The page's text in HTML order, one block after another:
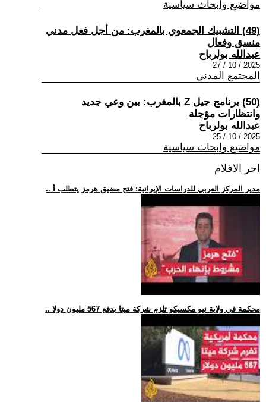
مواضيع وابحاث سياسية
(49) التشبيك الجمعوي بالمغرب: من أجل فعل مدني
منسق وفعال
عبدالله بولرباح
2025 / 10 / 27
المجتمع المدني
(50) برنامج جيل Z بالمغرب: بين وعي جديد
وانتظارات مؤجلة
عبدالله بولرباح
2025 / 10 / 25
مواضيع وابحاث سياسية
اخر الافلام
.. مدير المركز العربي للدراسات الإيرانية: فتح مضيق هرمز يتطلب أ
.. محكمة في ولاية نيو مكسيكو تلزم شركة ميتا بدفع 567 مليون دولا